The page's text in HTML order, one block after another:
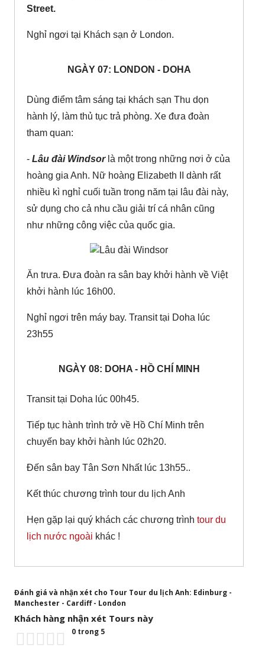
Street.
Nghỉ ngơi tại Khách sạn ở London.
NGÀY 07: LONDON - DOHA
Dùng điểm tâm sáng tại khách sạn Thu dọn
hành lý, làm thủ tục trả phòng. Xe đưa đoàn
tham quan:
- Lâu đài Windsorlà một trong những nơi ở của
hoàng gia Anh. Nữ hoàng Elizabeth II dành rất
nhiều kì nghỉ cuối tuần trong năm tại lâu đài này,
sử dụng cho cả nhu cầu giải trí cá nhân cũng
như những công việc của quốc gia.
Ăn trưa. Đưa đoàn ra sân bay khởi hành về Việt
khởi hành lúc 16h00.
Nghỉ ngơi trên máy bay. Transit tại Doha lúc
23h55
NGÀY 08: DOHA - HỒ CHÍ MINH
Transit tại Doha lúc 00h45.
Tiếp tục hành trình trở về Hồ Chí Minh trên
chuyến bay khởi hành lúc 02h20.
Đến sân bay Tân Sơn Nhất lúc 13h55..
Kết thúc chương trình tour du lịch Anh
Hẹn gặp lại quý khách các chương trình tour du
lịch nước ngoài khác !
Đánh giá và nhận xét cho Tour Tour du lịch Anh: Edinburg -
Manchester - Cardiff - London
Khách hàng nhận xét Tours này
0 trong 5